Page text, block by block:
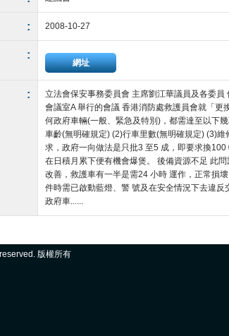
: 2008-10-27
:
網址
:
立法會保安事務委員會 主席劉江華議員及各委
會議室A 舉行的會議 香港消防處救護員會就「
何政府車輛(一般、緊急及特別)，都需達至以下
車齡(無明確規定) (2)行車里數(無明確規定) (3)
求，政府一向做法是只批3 至5 成，即要求換
在日積月累下便有機會爆煲。 後備資源不足 此
改善，救護車有一半是需24 小時 運作，正常損
件時需已啟動藍燈、警 號及在安全情況下去違
政府車......
版權所有